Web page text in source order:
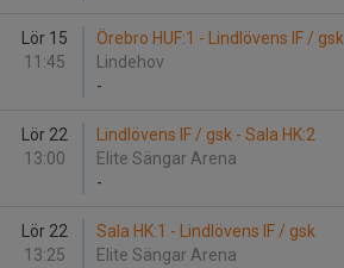
Lör 15
11:45
Örebro HUF:1 - Lindlövens IF / gsk
Lindehov
-
Lör 22
13:00
Lindlövens IF / gsk - Sala HK:2
Elite Sängar Arena
-
Lör 22
13:25
Sala HK:1 - Lindlövens IF / gsk
Elite Sängar Arena